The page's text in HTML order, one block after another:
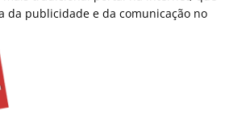
da publicidade e da comunicação no